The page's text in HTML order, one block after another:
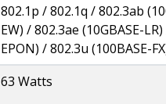
802.1p / 802.1q / 802.3ab
EW) / 802.3ae (10GBASE-
EPON) / 802.3u (100BASE-
63 Watts